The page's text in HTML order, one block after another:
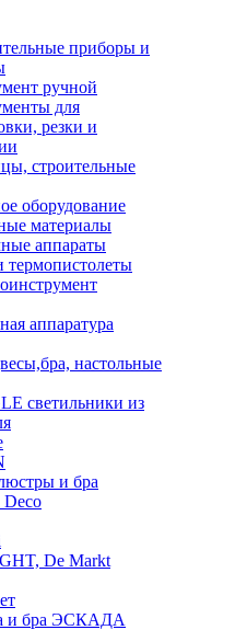
приборы и
ручной
для
резки и
строительные
оборудование
материалы
аппараты
аппаратура
настольные
светильники из
и бра
Deco
De Markt
и бра ЭСКАДА